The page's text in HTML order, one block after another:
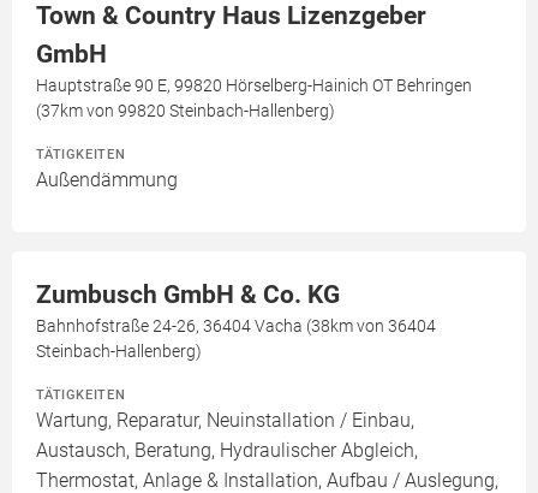
Town & Country Haus Lizenzgeber
GmbH
Hauptstraße 90 E, 99820 Hörselberg-Hainich OT Behringen
(37km von 99820 Steinbach-Hallenberg)
TÄTIGKEITEN
Außendämmung
Zumbusch GmbH & Co. KG
Bahnhofstraße 24-26, 36404 Vacha (38km von 36404
Steinbach-Hallenberg)
TÄTIGKEITEN
Wartung, Reparatur, Neuinstallation / Einbau,
Austausch, Beratung, Hydraulischer Abgleich,
Thermostat, Anlage & Installation, Aufbau / Auslegung,